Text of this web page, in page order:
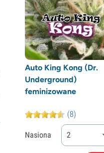
Auto King Kong (Dr.
Underground)
feminizowane
(8)
Nasiona 2